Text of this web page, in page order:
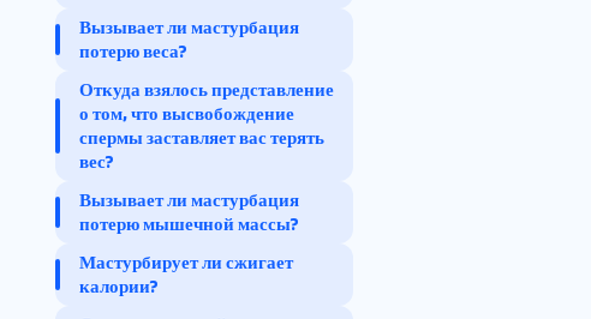
Вызывает ли мастурбация
потерю веса?
Откуда взялось представление
о том, что высвобождение
спермы заставляет вас терять
вес?
Вызывает ли мастурбация
потерю мышечной массы?
Мастурбирует ли сжигает
калории?